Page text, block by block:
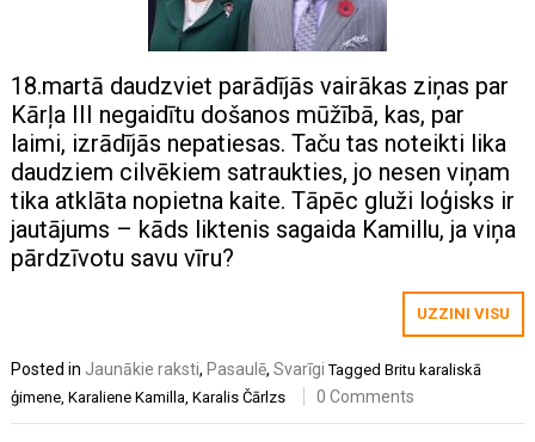
18.martā daudzviet parādījās vairākas ziņas par
Kārļa III negaidītu došanos mūžībā, kas, par
laimi, izrādījās nepatiesas. Taču tas noteikti lika
daudziem cilvēkiem satraukties, jo nesen viņam
tika atklāta nopietna kaite. Tāpēc gluži loģisks ir
jautājums – kāds liktenis sagaida Kamillu, ja viņa
pārdzīvotu savu vīru?
UZZINI VISU
Posted in Jaunākie raksti,Pasaulē,Svarīgi TaggedBritu karaliskā
ģimene ,Karaliene Kamilla ,Karalis Čārlzs 0 Comments